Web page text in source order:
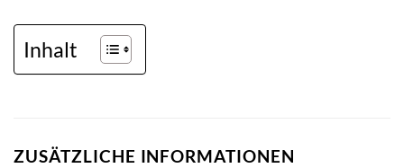
Inhalt
ZUSÄTZLICHE INFORMATIONEN